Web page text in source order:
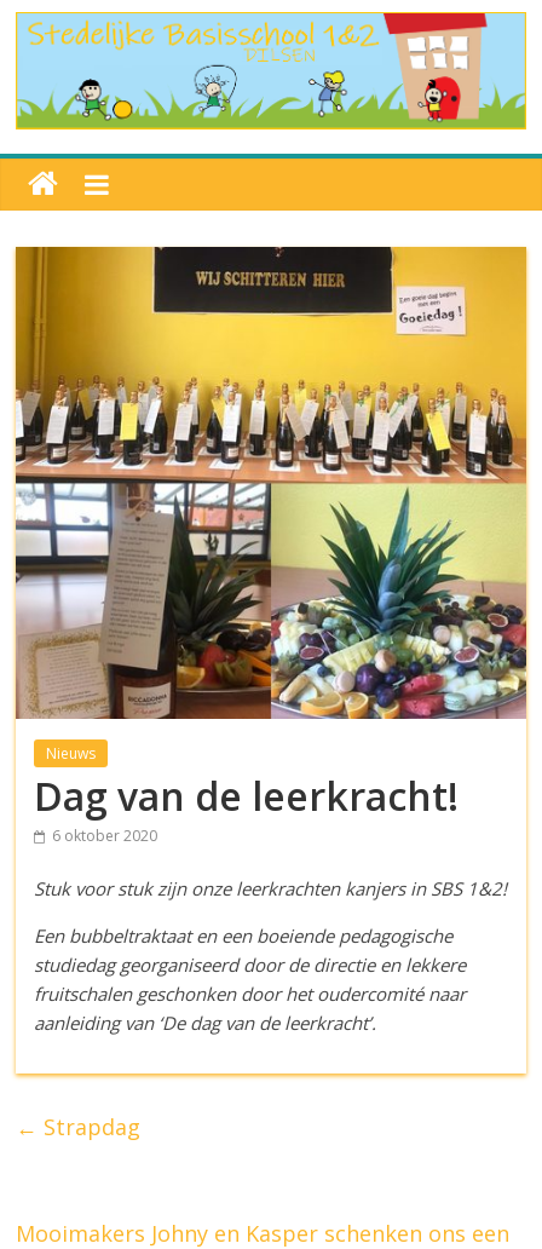
Nieuws
Dag van de leerkracht!
6 oktober 2020
Stuk voor stuk zijn onze leerkrachten kanjers in SBS 1&2!
Een bubbeltraktaat en een boeiende pedagogische
studiedag georganiseerd door de directie en lekkere
fruitschalen geschonken door het oudercomité naar
aanleiding van ‘De dag van de leerkracht’.
← Strapdag
Mooimakers Johny en Kasper schenken ons een